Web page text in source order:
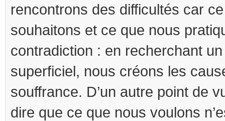
rencontrons des difficultés car
souhaitons et ce que nous
contradiction : en recherchant
superficiel, nous créons les
souffrance. D’un autre point de
dire que ce que nous voulons